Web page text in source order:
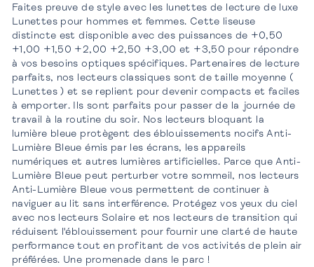
Faites preuve de style avec les lunettes de lecture de luxe
Lunettes pour hommes et femmes. Cette liseuse
distincte est disponible avec des puissances de +0,50
+1,00 +1,50 +2,00 +2,50 +3,00 et +3,50 pour répondre
à vos besoins optiques spécifiques. Partenaires de lecture
parfaits, nos lecteurs classiques sont de taille moyenne (
Lunettes ) et se replient pour devenir compacts et faciles
à emporter. Ils sont parfaits pour passer de la journée de
travail à la routine du soir. Nos lecteurs bloquant la
lumière bleue protègent des éblouissements nocifs Anti-
Lumière Bleue émis par les écrans, les appareils
numériques et autres lumières artificielles. Parce que Anti-
Lumière Bleue peut perturber votre sommeil, nos lecteurs
Anti-Lumière Bleue vous permettent de continuer à
naviguer au lit sans interférence. Protégez vos yeux du ciel
avec nos lecteurs Solaire et nos lecteurs de transition qui
réduisent l'éblouissement pour fournir une clarté de haute
performance tout en profitant de vos activités de plein air
préférées. Une promenade dans le parc !